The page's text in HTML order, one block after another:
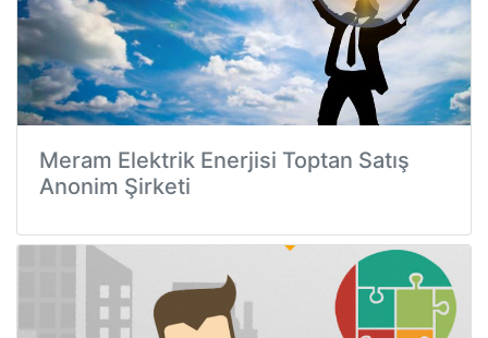
Meram Elektrik Enerjisi Toptan Satış
Anonim Şirketi